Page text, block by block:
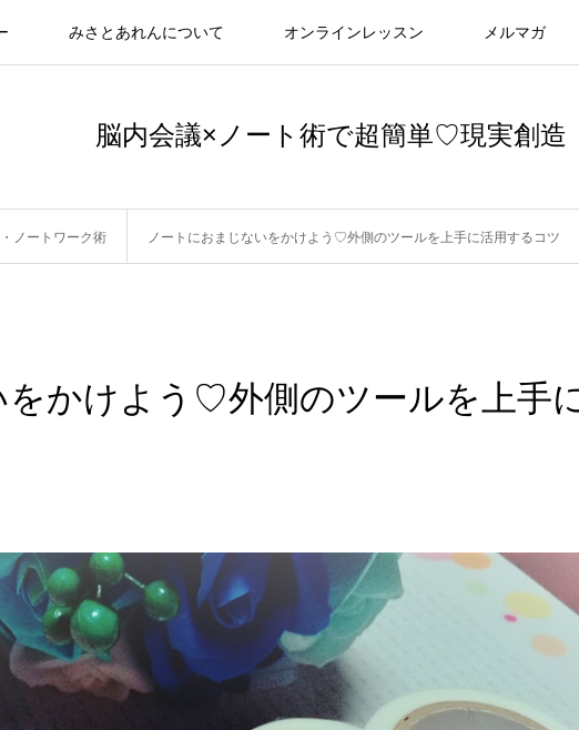
みさとあれんについて オンラインレッスン メルマガ
脳内会議×ノート術で超簡単♡現実創造
ノートワーク術 ノートにおまじないをかけよう♡外側のツールを上手に活用するコツ
をかけよう♡外側のツールを上手